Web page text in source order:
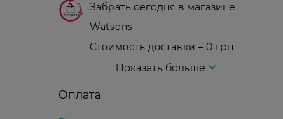
Забрать сегодня в магазине
Watsons
Стоимость доставки – 0 грн
Показать больше
Оплата